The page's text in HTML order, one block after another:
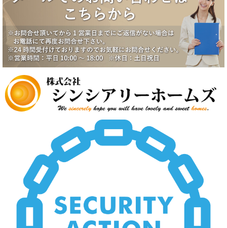
八潮市南川崎戸建成約になりました。
2025/6/17
一番町シティハウス成約になりました。
2025/6/2
賃貸物件公開しました。
2025/5/19
2025/5/19
田園調布5丁目戸建価格改定
2025/5/19
八潮市南川崎戸建価格改定
いすみ市大原台土地価格改定
新規物件公開しました。
2025/4/2
新規物件公開しました。
2025/3/5
新規物件2件公開しました。
2025/2/21
新規賃貸物件公開致しました。